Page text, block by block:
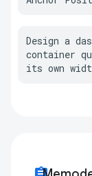
Design a
container
its own